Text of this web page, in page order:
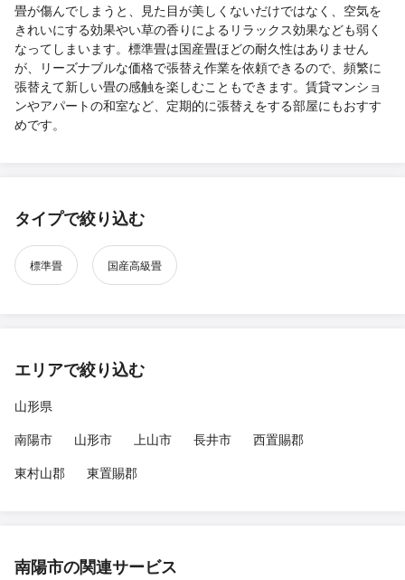
畳が傷んでしまうと、見た目が美しくないだけではなく、空気を
きれいにする効果やい草の香りによるリラックス効果なども弱く
なってしまいます。標準畳は国産畳ほどの耐久性はありません
が、リーズナブルな価格で張替え作業を依頼できるので、頻繁に
張替えて新しい畳の感触を楽しむこともできます。賃貸マンショ
ンやアパートの和室など、定期的に張替えをする部屋にもおすす
めです。
タイプで絞り込む
標準畳 国産高級畳
エリアで絞り込む
山形県
南陽市
山形市 上山市 長井市
西置賜郡
東村山郡
東置賜郡
南陽市の関連サービス